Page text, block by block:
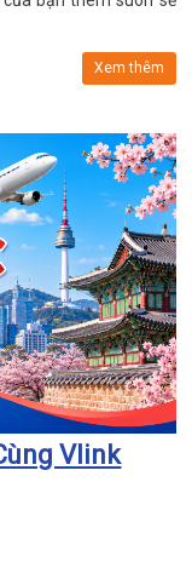
Xem thêm
Vlink